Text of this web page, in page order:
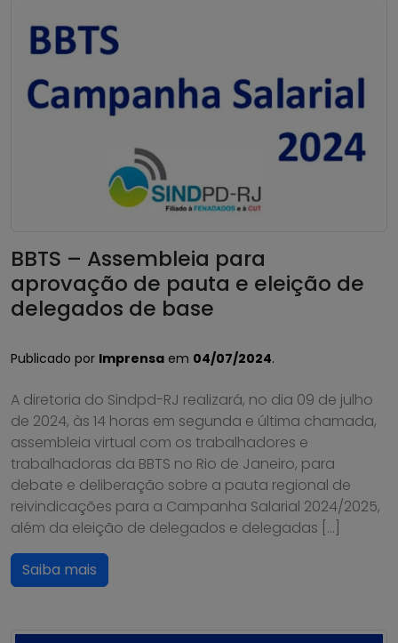
BBTS – Assembleia para
aprovação de pauta e eleição de
delegados de base
Publicado por Imprensa em 04/07/2024.
A diretoria do Sindpd-RJ realizará, no dia 09 de julho
de 2024, às 14 horas em segunda e última chamada,
assembleia virtual com os trabalhadores e
trabalhadoras da BBTS no Rio de Janeiro, para
debate e deliberação sobre a pauta regional de
reivindicações para a Campanha Salarial 2024/2025,
além da eleição de delegados e delegadas […]
Saiba mais